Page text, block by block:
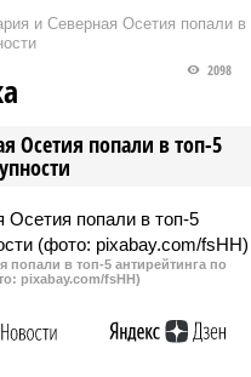
и Северная Осетия попали в
Осетия попали в топ-5
2098
в топ-5 антирейтинга по
pixabay.com/fsHH)